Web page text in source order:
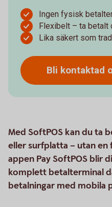
Ingen fysisk
Flexibelt – ta betalt
Lika säkert som
Bli kontaktad
Med SoftPOS kan du ta
eller surfplatta – utan
appen Pay SoftPOS blir
komplett betalterminal
betalningar med mobila